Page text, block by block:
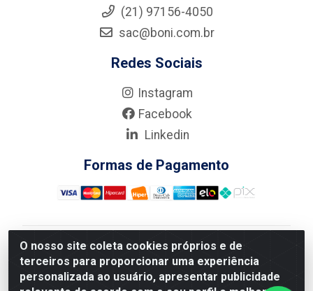
O nosso site coleta cookies próprios e de
terceiros para proporcionar uma experiência
personalizada ao usuário, apresentar publicidade
(21) 97156-4050
sac@boni.com.br
Redes Sociais
Instagram
Facebook
Linkedin
Formas de Pagamento
Nova Boni Distribuidora de Material de Construção LTDA
- Rua Alice Tibiriçá, 330 - Vila Da Penha, Rio de
Janeiro/RJ - CEP: 21.210-110 - CNPJ: 11.003.135/0001-